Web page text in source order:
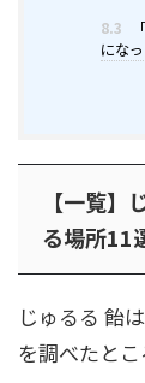
8.3
にな
【一覧
る場所11
じゅるる 飴
を調べたとこ